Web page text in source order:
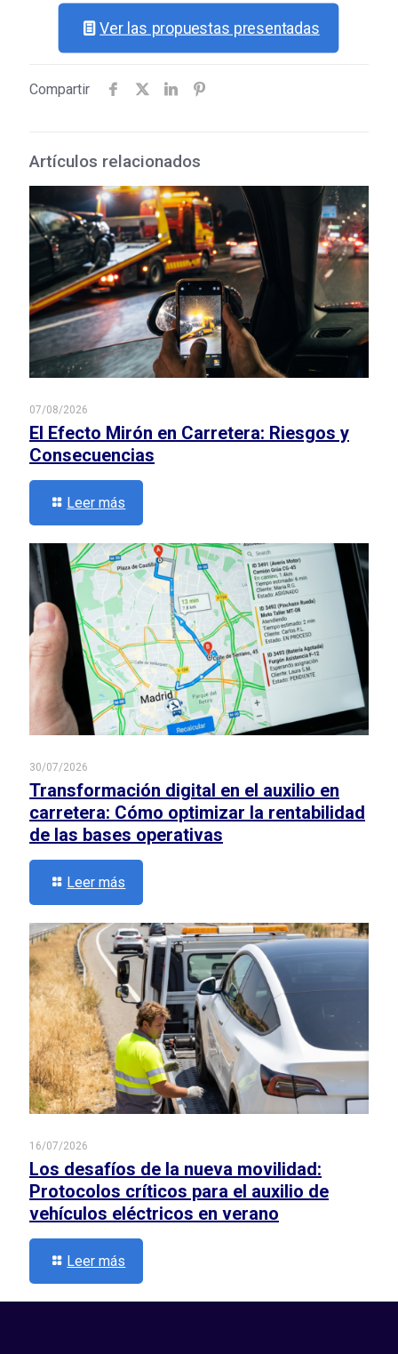
Ver las propuestas presentadas
Compartir
Artículos relacionados
07/08/2026
El Efecto Mirón en Carretera: Riesgos y
Consecuencias
Leer más
30/07/2026
Transformación digital en el auxilio en
carretera: Cómo optimizar la rentabilidad
de las bases operativas
Leer más
16/07/2026
Los desafíos de la nueva movilidad:
Protocolos críticos para el auxilio de
vehículos eléctricos en verano
Leer más